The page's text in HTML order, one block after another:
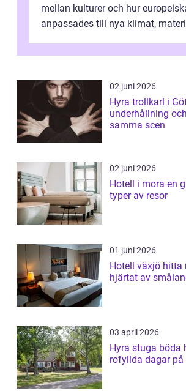
mellan kulturer och hur
anpassades till nya klimat,
02 juni 2026
Hyra trollkarl i
underhållning
samma scen
02 juni 2026
Hotell i mora en guide för olika
typer av resor
01 juni 2026
Hotell växjö hitta rätt boende i
hjärtat av
03 april 2026
Hyra stuga böda hav, sand och
rofyllda dagar på